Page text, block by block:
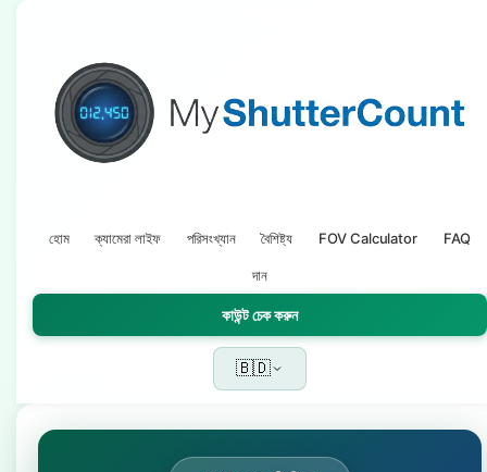
হোম ক্যামেরা লাইফ পরিসংখ্যান বৈশিষ্ট্য FOV Calculator FAQ
দান
কাউন্ট চেক করুন
🇧🇩